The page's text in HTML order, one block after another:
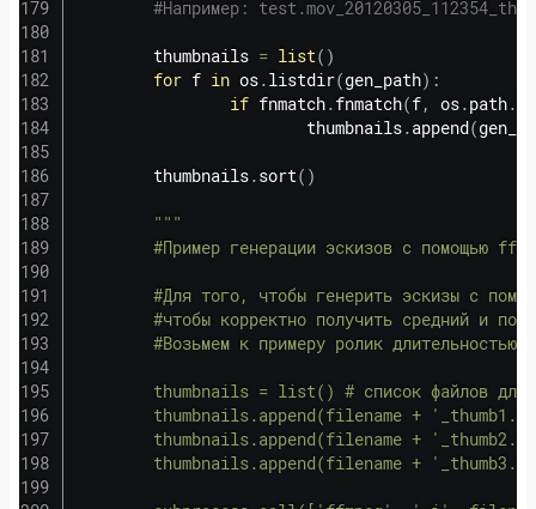
#Например:
        thumbnails
= list( )
for f in os.listdir(gen_path) :
if fnmatch.fnmatch(f, os.path.
                        thumbnails
.append(
        thumbnails
.sort( )
"""
#Пример генерации эскизов с помощью
#Для того, чтобы генерить эскизы с
#чтобы корректно получить средний и
#Возьмем к примеру ролик длительностью
thumbnails = list() # список файлов для
thumbnails.append(filename +
thumbnails.append(filename +
thumbnails.append(filename +